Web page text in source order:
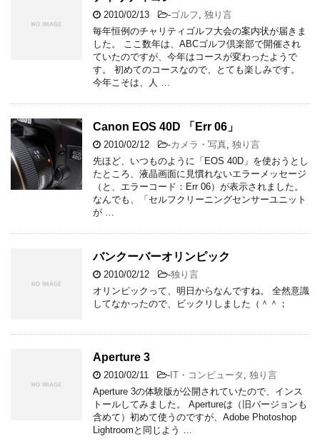
2010/02/13 -ゴルフ 独り言
毎年恒例のチャリティゴルフ大会の案内状が届きま
した。 ここ数年は、ABCゴルフ倶楽部で開催され
ていたのですが、今年はコースが変わったようで
す。 初めてのコースなので、とても楽しみです。
今年こそは、人 …
Canon EOS 40D 「Err 06」
2010/02/12 -カメラ・写真 独り言
先ほど、いつものように「EOS 40D」を使おうとし
たところ、液晶画面に見慣れないエラーメッセージ
（と、エラーコード：Err 06）が表示されました。
なんでも、「セルフクリーニングセンサーユニット
が …
バンクーバーオリンピック
2010/02/12 -独り言
オリンピックって、明日からなんですね。 全然意識
してなかったので、ビックリしました（＾＾；
Aperture 3
2010/02/11 -IT・コンピュータ
独り言
Aperture 3の体験版が公開されていたので、インス
トールしてみました。 Apertureは（旧バージョンも
含めて）初めて使うのですが、Adobe Photoshop
Lightroomと同じよう …